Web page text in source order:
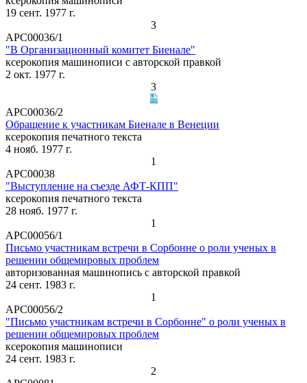
19 сент. 1977 г.
3
АРС00036/1
"В Организационный комитет Биенале"
ксерокопия машинописи с авторской правкой
2 окт. 1977 г.
3
АРС00036/2
Обращение к участникам Биенале в Венеции
ксерокопия печатного текста
4 нояб. 1977 г.
1
АРС00038
"Выступление на съезде АФТ-КПП"
ксерокопия печатного текста
28 нояб. 1977 г.
1
АРС00056/1
Письмо участникам встречи в Сорбонне о роли ученых в
решении общемировых проблем
авторизованная машинопись с авторской правкой
24 сент. 1983 г.
1
АРС00056/2
"Письмо участникам встречи в Сорбонне" о роли ученых в
решении общемировых проблем
ксерокопия машинописи
24 сент. 1983 г.
2